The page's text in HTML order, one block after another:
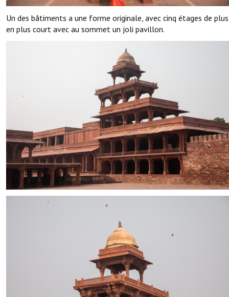
Un des bâtiments a une forme originale, avec cinq étages de plus
en plus court avec au sommet un joli pavillon.